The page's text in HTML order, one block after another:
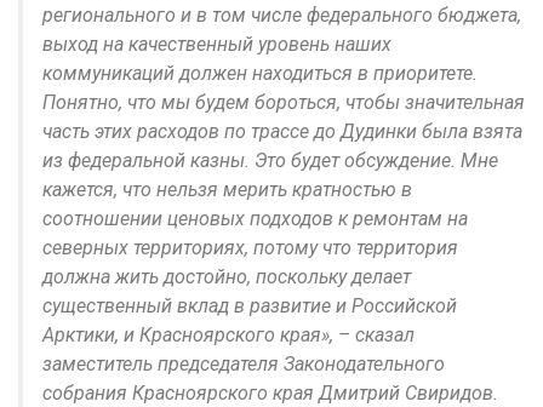
регионального и в том числе федерального бюджета,
выход на качественный уровень наших
коммуникаций должен находиться в приоритете.
Понятно, что мы будем бороться, чтобы значительная
часть этих расходов по трассе до Дудинки была взята
из федеральной казны. Это будет обсуждение. Мне
кажется, что нельзя мерить кратностью в
соотношении ценовых подходов к ремонтам на
северных территориях, потому что территория
должна жить достойно, поскольку делает
существенный вклад в развитие и Российской
Арктики, и Красноярского края», – сказал
заместитель председателя Законодательного
собрания Красноярского края Дмитрий Свиридов.